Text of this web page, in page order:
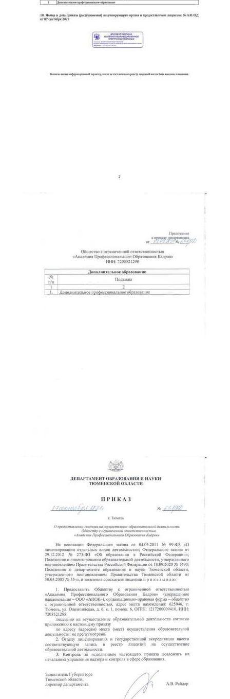
online
Мессенджеры
Свяжитесь с нами через любой удобный мессенджер!
Telegram WhatsApp
Vkontakte EMail
Max